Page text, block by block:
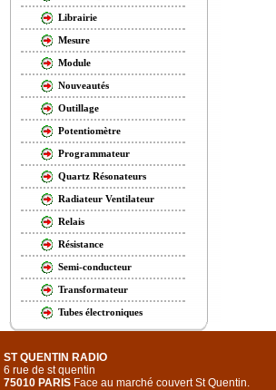
Librairie
Mesure
Module
Nouveautés
Outillage
Potentiomètre
Programmateur
Quartz Résonateurs
Radiateur Ventilateur
Relais
Résistance
Semi-conducteur
Transformateur
Tubes électroniques
ST QUENTIN RADIO
6 rue de st quentin
75010 PARIS Face au marché couvert St Quentin.